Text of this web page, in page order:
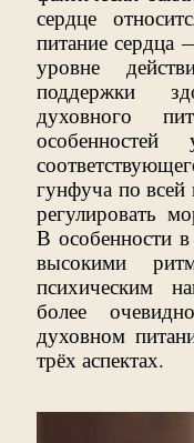
сердце
питание сердца
уровне
поддержки
духовного
гунфуча по
регулировать
В особенности
высокими
психическим
более
духовном
трёх аспектах.